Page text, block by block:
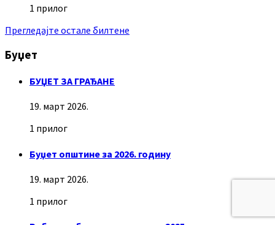
1 прилог
Прегледајте остале билтене
Буџет
БУЏЕТ ЗА ГРАЂАНЕ
19. март 2026.
1 прилог
Буџет општине за 2026. годину
19. март 2026.
1 прилог